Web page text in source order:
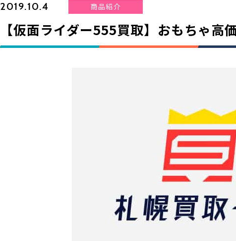
2019.10.4 商品紹介
【仮面ライダー555買取】おもちゃ高